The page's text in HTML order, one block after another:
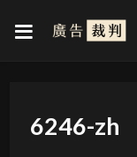
6246-zh